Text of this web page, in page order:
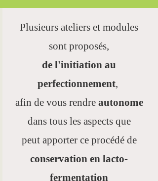
Plusieurs ateliers et modules
sont proposés,
de l'initiation au
perfectionnement,
afin de vous rendre autonome
dans tous les aspects que
peut apporter ce procédé de
conservation en lacto-
fermentation